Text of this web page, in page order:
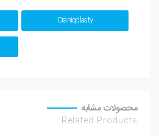
Cranioplasty
محصولات مشابه
Related Products